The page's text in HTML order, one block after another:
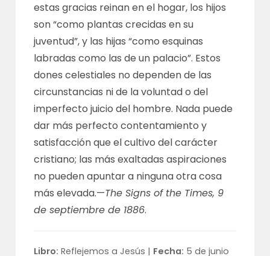
estas gracias reinan en el hogar, los hijos
son “como plantas crecidas en su
juventud”, y las hijas “como esquinas
labradas como las de un palacio”. Estos
dones celestiales no dependen de las
circunstancias ni de la voluntad o del
imperfecto juicio del hombre. Nada puede
dar más perfecto contentamiento y
satisfacción que el cultivo del carácter
cristiano; las más exaltadas aspiraciones
no pueden apuntar a ninguna otra cosa
más elevada.—The Signs of the Times, 9
de septiembre de 1886.
Libro: Reflejemos a Jesús | Fecha: 5 de junio